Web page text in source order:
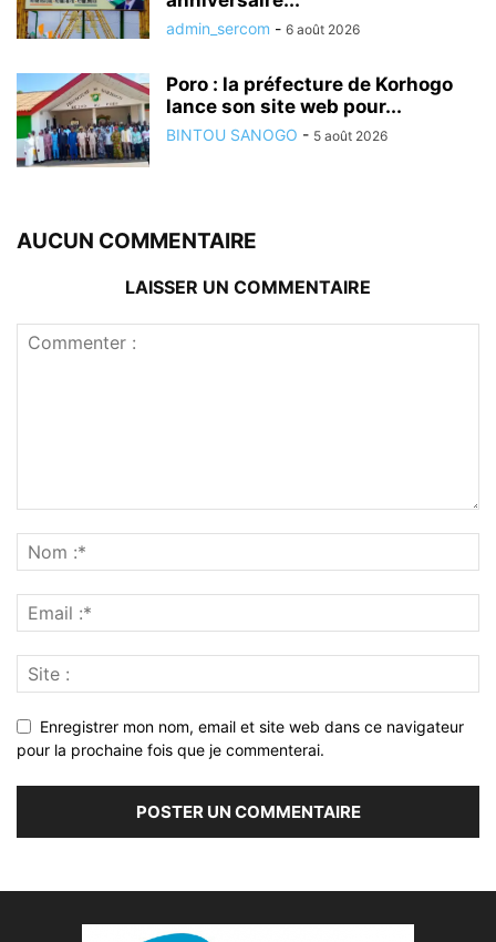
admin_sercom - 6 août 2026
Poro : la préfecture de Korhogo
lance son site web pour...
BINTOU SANOGO - 5 août 2026
AUCUN COMMENTAIRE
LAISSER UN COMMENTAIRE
Enregistrer mon nom, email et site web dans ce navigateur
pour la prochaine fois que je commenterai.